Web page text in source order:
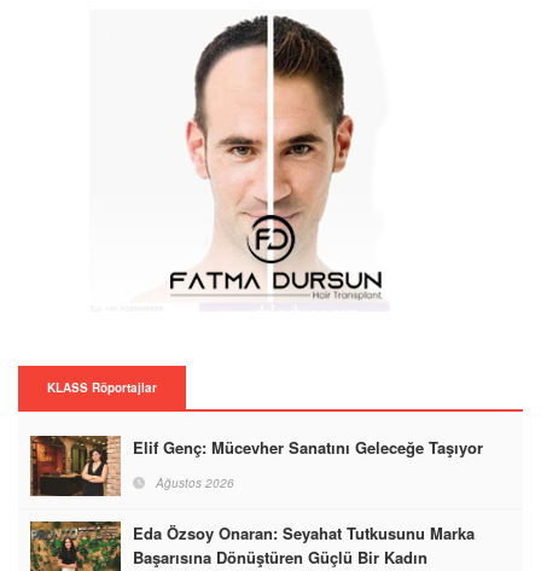
KLASS Röportajlar
Elif Genç: Mücevher Sanatını Geleceğe Taşıyor
Ağustos 2026
Eda Özsoy Onaran: Seyahat Tutkusunu Marka
Başarısına Dönüştüren Güçlü Bir Kadın